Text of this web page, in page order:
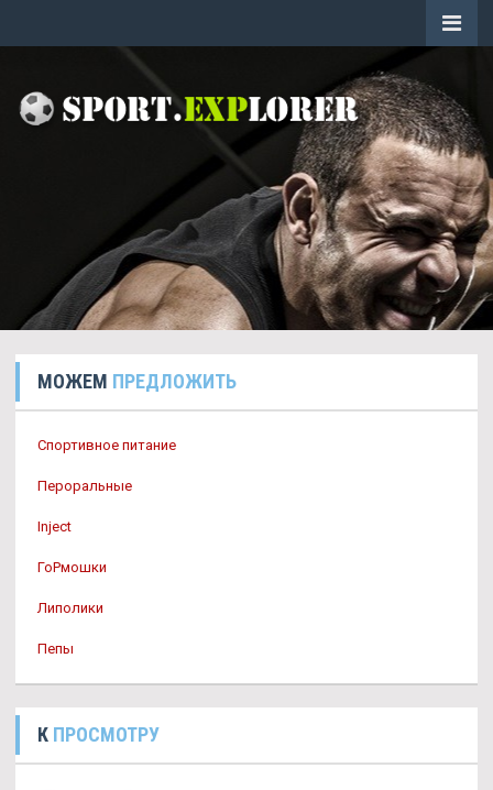
МОЖЕМ ПРЕДЛОЖИТЬ
Спортивное питание
Пероральные
Inject
ГоРмошки
Липолики
Пепы
К ПРОСМОТРУ